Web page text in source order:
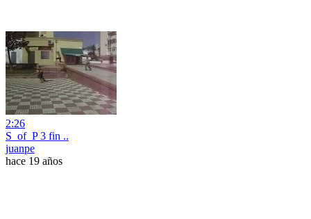
2:26
S_of_P 3 fin ..
juanpe
hace 19 años